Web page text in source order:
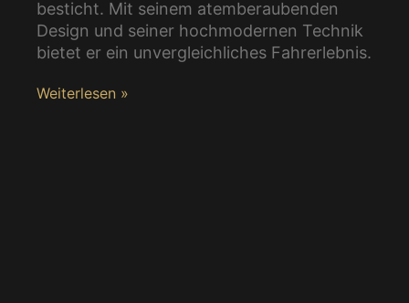
besticht. Mit seinem atemberaubenden
Design und seiner hochmodernen Technik
bietet er ein unvergleichliches Fahrerlebnis.
Weiterlesen »